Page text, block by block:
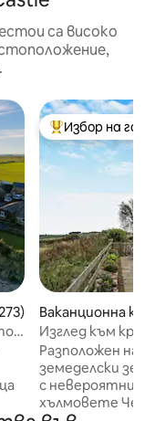
са високо
оценка: 4,92 от 5,
Най-популярен
Избор на
Ваканционна
arlton
Изглед към
прилежащи
кучета.
Разположен на
земеделски
с невероятни
хълмовете